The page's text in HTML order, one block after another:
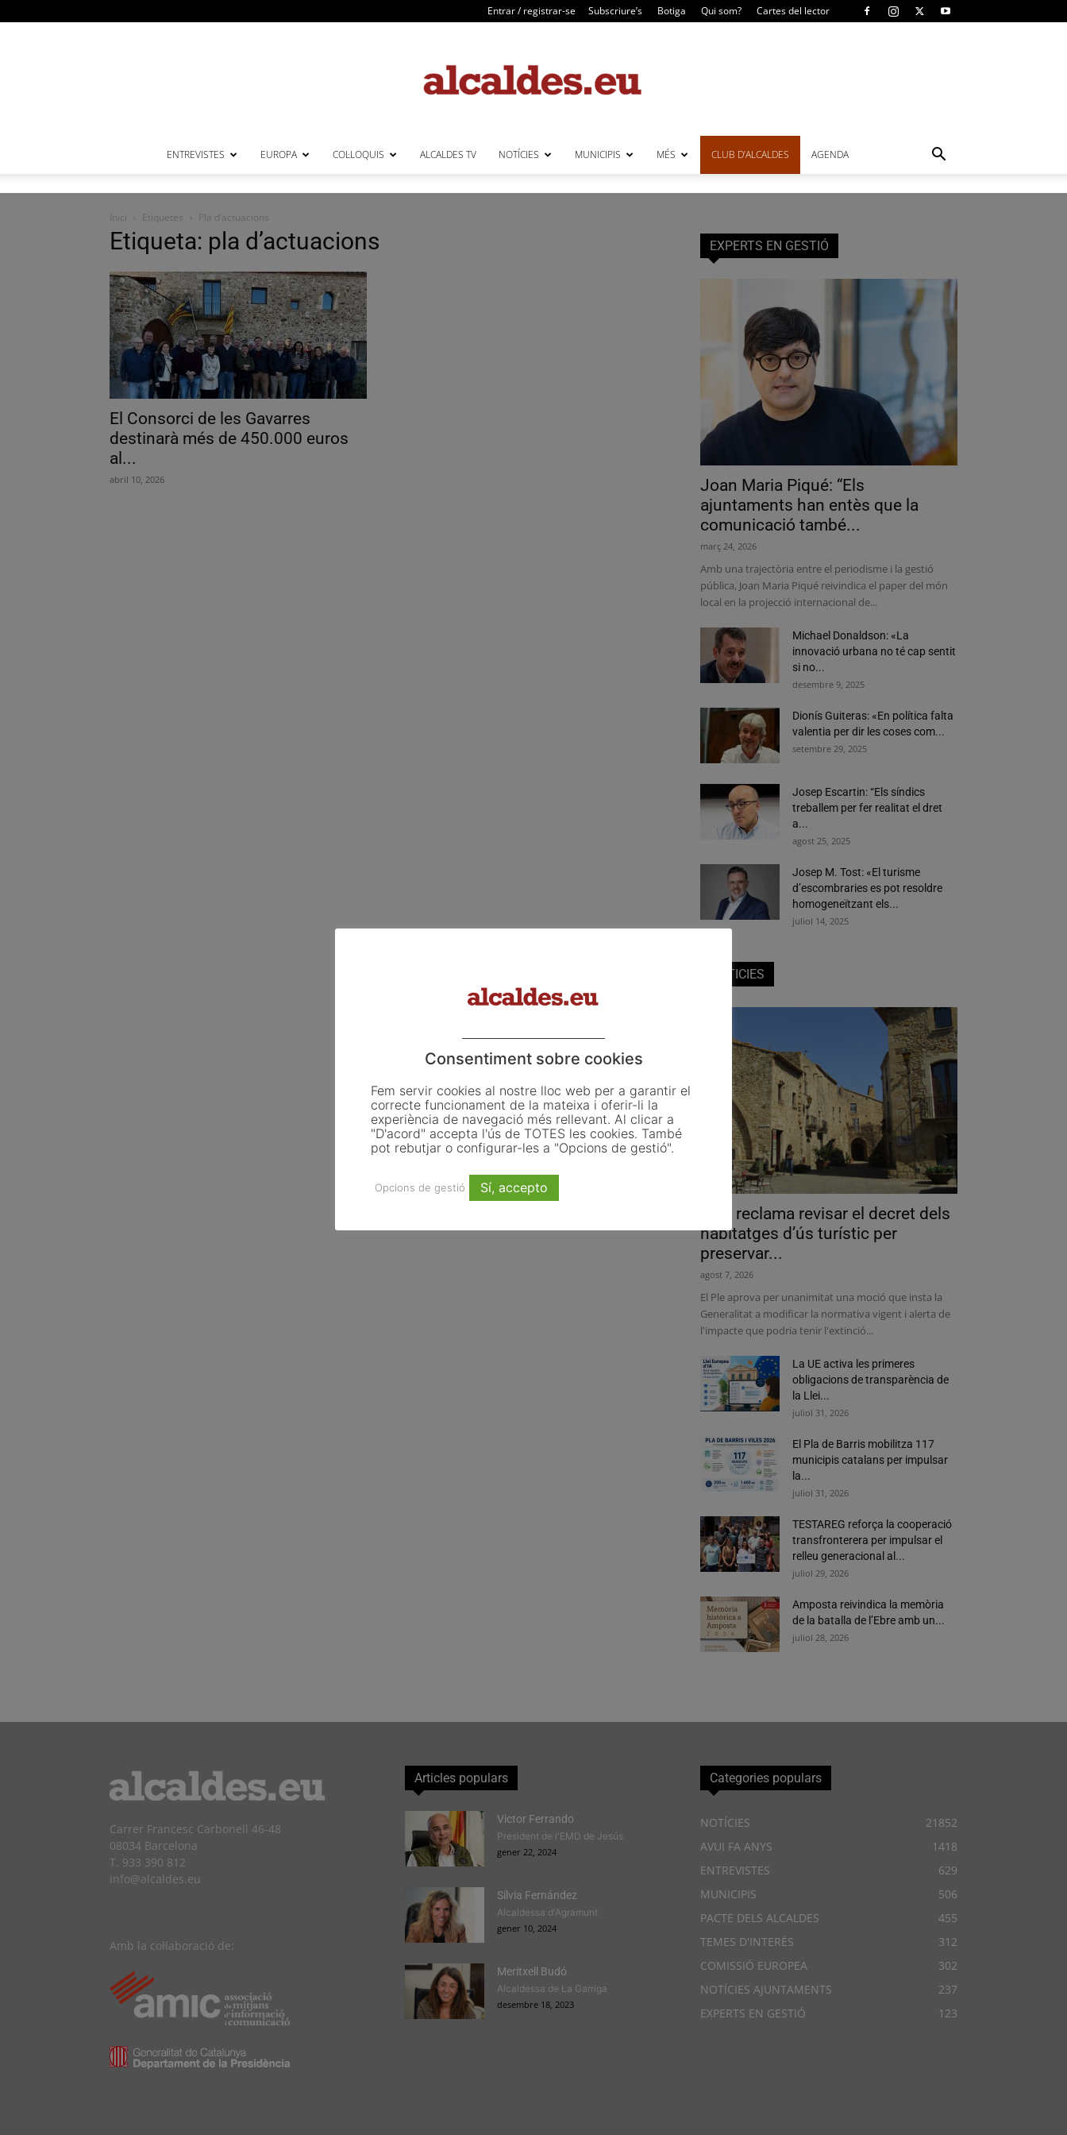
Entrar / registrar-se Subscriure’s Botiga Qui som? Cartes del lector
ENTREVISTES EUROPA COL·LOQUIS ALCALDES TV NOTÍCIES MUNICIPIS MÉS CLUB D’ALCALDES AGENDA
Inici Etiquetes Pla d’actuacions
Etiqueta: pla d’actuacions
El Consorci de les Gavarres
destinarà més de 450.000 euros
al...
abril 10, 2026
EXPERTS EN GESTIÓ
Joan Maria Piqué: “Els
ajuntaments han entès que la
comunicació també...
març 24, 2026
Amb una trajectòria entre el periodisme i la gestió
pública, Joan Maria Piqué reivindica el paper del món
local en la projecció internacional de...
Michael Donaldson: «La
innovació urbana no té cap sentit
si no...
desembre 9, 2025
Dionís Guiteras: «En política falta
valentia per dir les coses com...
setembre 29, 2025
Josep Escartin: “Els síndics
treballem per fer realitat el dret
a...
agost 25, 2025
Josep M. Tost: «El turisme
d’escombraries es pot resoldre
homogeneïtzant els...
juliol 14, 2025
NOTICIES
Pals reclama revisar el decret dels
habitatges d’ús turístic per
preservar...
agost 7, 2026
El Ple aprova per unanimitat una moció que insta la
Generalitat a modificar la normativa vigent i alerta de
l'impacte que podria tenir l'extinció...
La UE activa les primeres
obligacions de transparència de
la Llei...
juliol 31, 2026
El Pla de Barris mobilitza 117
municipis catalans per impulsar
la...
juliol 31, 2026
TESTAREG reforça la cooperació
transfronterera per impulsar el
relleu generacional al...
juliol 29, 2026
Amposta reivindica la memòria
de la batalla de l’Ebre amb un...
juliol 28, 2026
Carrer Francesc Carbonell 46-48
08034 Barcelona
T. 933 390 812
info@alcaldes.eu
Amb la col·laboració de:
Articles populars
Victor Ferrando
President de l'EMD de Jesús
gener 22, 2024
Sílvia Fernández
Alcaldessa d'Agramunt
gener 10, 2024
Meritxell Budó
Alcaldessa de La Garriga
desembre 18, 2023
Categories populars
NOTÍCIES
21852
AVUI FA ANYS
1418
ENTREVISTES
629
MUNICIPIS
506
PACTE DELS ALCALDES
455
TEMES D'INTERÈS
312
COMISSIÓ EUROPEA
302
NOTÍCIES AJUNTAMENTS
237
EXPERTS EN GESTIÓ
123
Consentiment sobre cookies
Fem servir cookies al nostre lloc web per a garantir el
correcte funcionament de la mateixa i oferir-li la
experiència de navegació més rellevant. Al clicar a
"D'acord" accepta l'ús de TOTES les cookies. També
pot rebutjar o configurar-les a "Opcions de gestió".
Opcions de gestió Sí, accepto